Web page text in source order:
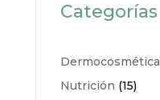
Categorías
Dermocosmética
Nutrición (15)